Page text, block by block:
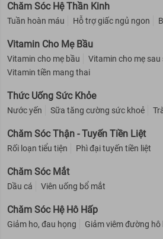
Chăm Sóc Hệ Thần Kinh
Tuần hoàn máu Hỗ trợ giấc ngủ ngon
Vitamin Cho Mẹ Bầu
Vitamin cho mẹ bầu
Vitamin cho mẹ sau
Vitamin tiền mang thai
Thức Uống Sức Khỏe
Nước yến Sữa tăng cường sức khoẻ
Chăm Sóc Thận - Tuyến Tiền Liệt
Rối loạn tiểu tiện Phì đại tuyến tiền liệt
Chăm Sóc Mắt
Dầu cá Viên uống bổ mắt
Chăm Sóc Hệ Hô Hấp
Giảm ho, đau họng Giảm viêm đường hô